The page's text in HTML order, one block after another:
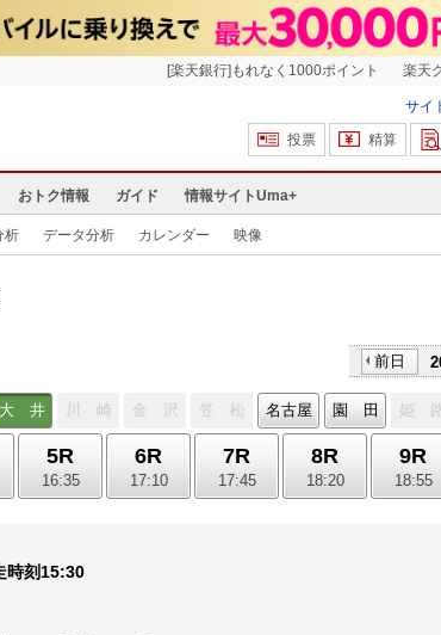
[楽天銀行]もれなく1000ポイント 楽天
サイ
投票
精算
おトク情報 ガイド 情報サイトUma+
析 データ分析 カレンダー 映像
前日
大 井 川 崎 金 沢 笠 松 名古屋 園 田 姫
5R
16:35
6R
17:10
7R
17:45
8R
18:20
9R
18:55
時刻15:30